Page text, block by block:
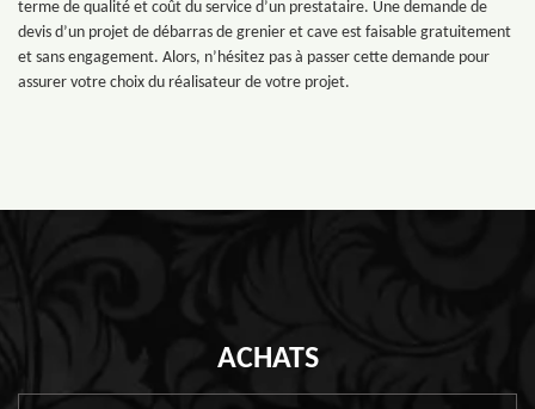
terme de qualité et coût du service d’un prestataire. Une demande de
devis d’un projet de débarras de grenier et cave est faisable gratuitement
et sans engagement. Alors, n’hésitez pas à passer cette demande pour
assurer votre choix du réalisateur de votre projet.
ACHATS